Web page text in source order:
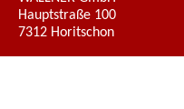
Hauptstraße 100
7312 Horitschon